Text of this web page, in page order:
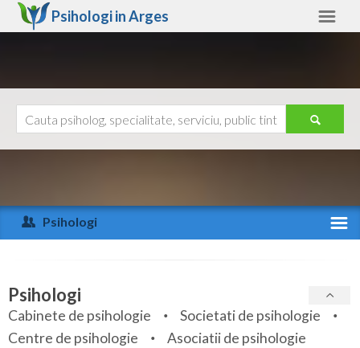
Psihologi inArges
Arad
Arges
Bihor
Bistrita-Nasaud
Ajutor
Psihologi
Specialitati
Servicii
Psihologi
Cabinete de psihologie
Societati de psihologie
Centre de psihologie
Asociatii de psihologie